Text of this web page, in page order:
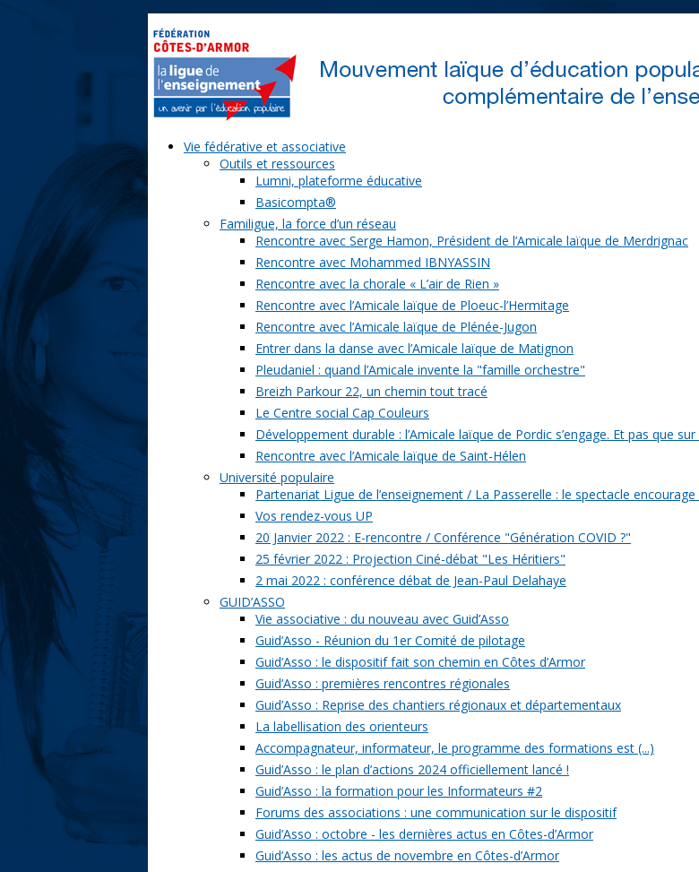
Vie fédérative et associative
Outils et ressources
Lumni, plateforme éducative
Basicompta®
Familigue, la force d’un réseau
Rencontre avec Serge Hamon, Président de l’Amicale laïque de Merdrignac
Rencontre avec Mohammed IBNYASSIN
Rencontre avec la chorale « L’air de Rien »
Rencontre avec l’Amicale laïque de Ploeuc-l’Hermitage
Rencontre avec l’Amicale laïque de Plénée-Jugon
Entrer dans la danse avec l’Amicale laïque de Matignon
Pleudaniel : quand l’Amicale invente la "famille orchestre"
Breizh Parkour 22, un chemin tout tracé
Le Centre social Cap Couleurs
Développement durable : l’Amicale laïque de Pordic s’engage. Et pas que sur
Rencontre avec l’Amicale laïque de Saint-Hélen
Université populaire
Partenariat Ligue de l’enseignement / La Passerelle : le spectacle encourage
Vos rendez-vous UP
20 Janvier 2022 : E-rencontre / Conférence "Génération COVID ?"
25 février 2022 : Projection Ciné-débat "Les Héritiers"
2 mai 2022 : conférence débat de Jean-Paul Delahaye
GUID’ASSO
Vie associative : du nouveau avec Guid’Asso
Guid’Asso - Réunion du 1er Comité de pilotage
Guid’Asso : le dispositif fait son chemin en Côtes d’Armor
Guid’Asso : premières rencontres régionales
Guid’Asso : Reprise des chantiers régionaux et départementaux
La labellisation des orienteurs
Accompagnateur, informateur, le programme des formations est (...)
Guid’Asso : le plan d’actions 2024 officiellement lancé !
Guid’Asso : la formation pour les Informateurs #2
Forums des associations : une communication sur le dispositif
Guid’Asso : octobre - les dernières actus en Côtes-d’Armor
Guid’Asso : les actus de novembre en Côtes-d’Armor